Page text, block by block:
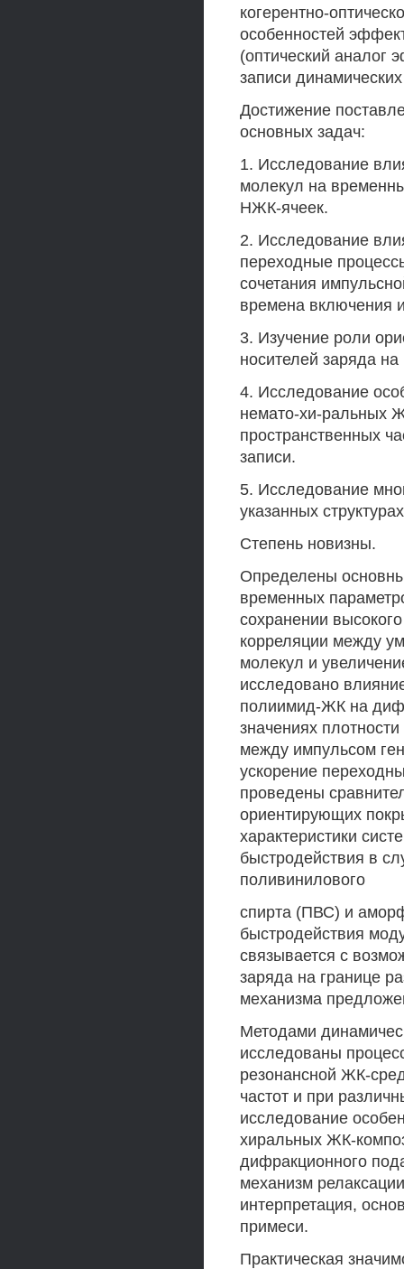
когерентно-
особенностей
(оптический аналог
записи
Достижение
основных задач:
1. Исследование
молекул на
НЖК-ячеек.
2. Исследование
переходные
сочетания
времена включения
3. Изучение роли
носителей заряда
4. Исследование
немато-хи-ральных
пространственных
записи.
5. Исследование
указанных
Степень новизны.
Определены
временных
сохранении
корреляции между
молекул и
исследовано
полиимид-ЖК на
значениях
между импульсом
ускорение
проведены
ориентирующих
характеристики
быстродействия в
поливинилового
спирта (ПВС) и
быстродействия
связывается с
заряда на границе
механизма
Методами
исследованы
резонансной ЖК-
частот и при
исследование
хиральных ЖК-
дифракционного
механизм
интерпретация,
примеси.
Практическая